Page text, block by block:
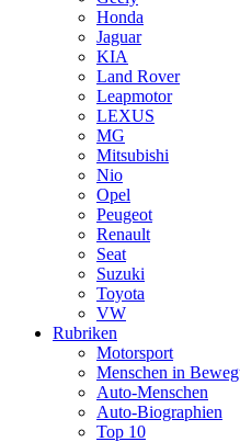
Honda
Jaguar
KIA
Land Rover
Leapmotor
LEXUS
MG
Mitsubishi
Nio
Opel
Peugeot
Renault
Seat
Suzuki
Toyota
VW
Rubriken
Motorsport
Menschen in
Auto-Menschen
Auto-Biographien
Top 10